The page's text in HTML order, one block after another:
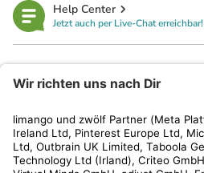
Help Center
Jetzt auch per Live-Chat erreichbar!
Kundenservice